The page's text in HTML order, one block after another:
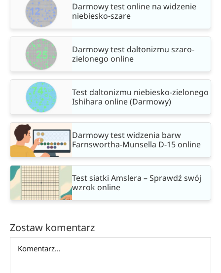
Darmowy test online na widzenie
niebiesko-szare
Darmowy test daltonizmu szaro-
zielonego online
Test daltonizmu niebiesko-zielonego
Ishihara online (Darmowy)
Darmowy test widzenia barw
Farnswortha-Munsella D-15 online
Test siatki Amslera – Sprawdź swój
wzrok online
Zostaw komentarz